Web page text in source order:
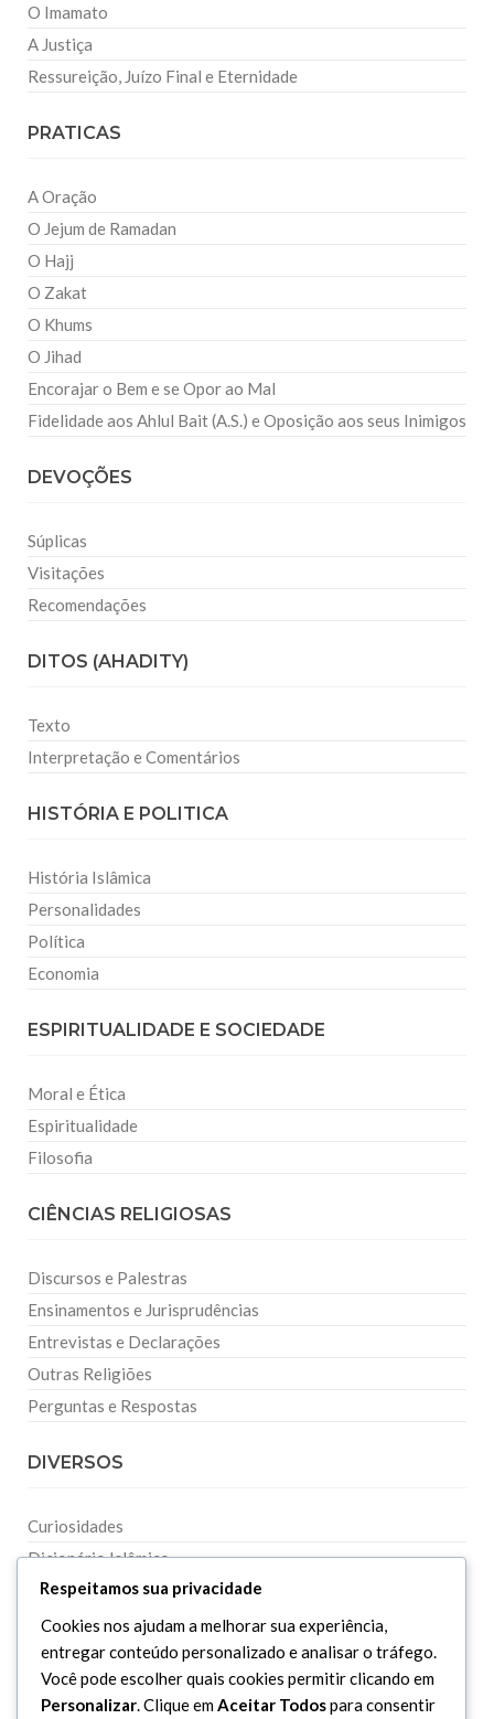
O Imamato
A Justiça
Ressureição, Juízo Final e Eternidade
PRATICAS
A Oração
O Jejum de Ramadan
O Hajj
O Zakat
O Khums
O Jihad
Encorajar o Bem e se Opor ao Mal
Fidelidade aos Ahlul Bait (A.S.) e Oposição aos seus Inimigos
DEVOÇÕES
Súplicas
Visitações
Recomendações
DITOS (AHADITY)
Texto
Interpretação e Comentários
HISTÓRIA E POLITICA
História Islâmica
Personalidades
Política
Economia
ESPIRITUALIDADE E SOCIEDADE
Moral e Ética
Espiritualidade
Filosofia
CIÊNCIAS RELIGIOSAS
Discursos e Palestras
Ensinamentos e Jurisprudências
Entrevistas e Declarações
Outras Religiões
Perguntas e Respostas
DIVERSOS
Curiosidades
Dicionário Islâmico
Downloads
Respeitamos sua privacidade
Cookies nos ajudam a melhorar sua experiência,
entregar conteúdo personalizado e analisar o tráfego.
Você pode escolher quais cookies permitir clicando em
Personalizar. Clique emAceitar Todospara consentir